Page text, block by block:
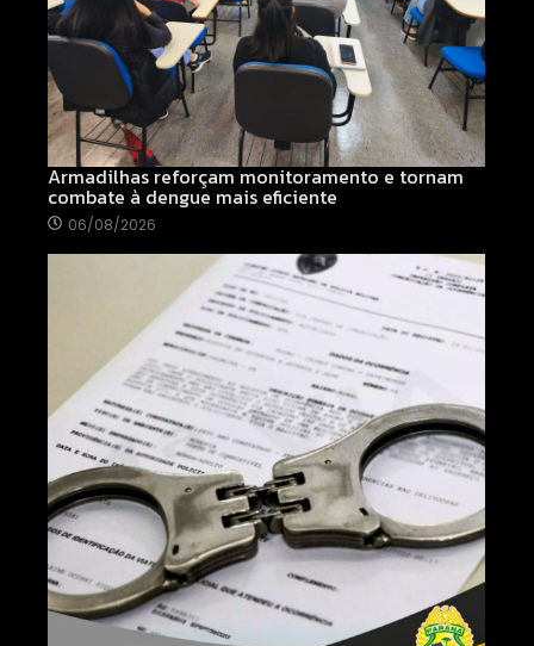
Armadilhas reforçam monitoramento e tornam
combate à dengue mais eficiente
06/08/2026